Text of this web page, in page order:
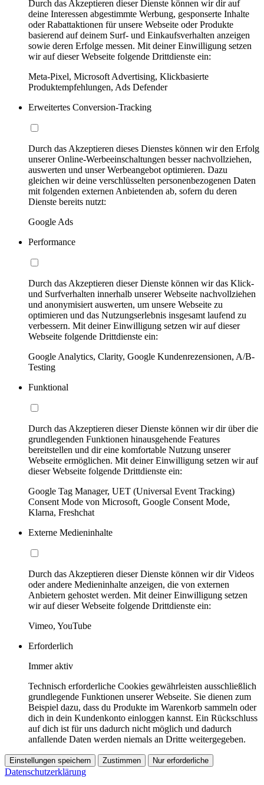
Durch das Akzeptieren dieser Dienste können wir dir auf
deine Interessen abgestimmte Werbung, gesponserte Inhalte
oder Rabattaktionen für unsere Webseite oder Produkte
basierend auf deinem Surf- und Einkaufsverhalten anzeigen
sowie deren Erfolge messen. Mit deiner Einwilligung setzen
wir auf dieser Webseite folgende Drittdienste ein:
Meta-Pixel, Microsoft Advertising, Klickbasierte
Produktempfehlungen, Ads Defender
Erweitertes Conversion-Tracking
Durch das Akzeptieren dieses Dienstes können wir den Erfolg
unserer Online-Werbeeinschaltungen besser nachvollziehen,
auswerten und unser Werbeangebot optimieren. Dazu
gleichen wir deine verschlüsselten personenbezogenen Daten
mit folgenden externen Anbietenden ab, sofern du deren
Dienste bereits nutzt:
Google Ads
Performance
Durch das Akzeptieren dieser Dienste können wir das Klick-
und Surfverhalten innerhalb unserer Webseite nachvollziehen
und anonymisiert auswerten, um unsere Webseite zu
optimieren und das Nutzungserlebnis insgesamt laufend zu
verbessern. Mit deiner Einwilligung setzen wir auf dieser
Webseite folgende Drittdienste ein:
Google Analytics, Clarity, Google Kundenrezensionen, A/B-
Testing
Funktional
Durch das Akzeptieren dieser Dienste können wir dir über die
grundlegenden Funktionen hinausgehende Features
bereitstellen und dir eine komfortable Nutzung unserer
Webseite ermöglichen. Mit deiner Einwilligung setzen wir auf
dieser Webseite folgende Drittdienste ein:
Google Tag Manager, UET (Universal Event Tracking)
Consent Mode von Microsoft, Google Consent Mode,
Klarna, Freshchat
Externe Medieninhalte
Durch das Akzeptieren dieser Dienste können wir dir Videos
oder andere Medieninhalte anzeigen, die von externen
Anbietern gehostet werden. Mit deiner Einwilligung setzen
wir auf dieser Webseite folgende Drittdienste ein:
Vimeo, YouTube
Erforderlich
Immer aktiv
Technisch erforderliche Cookies gewährleisten ausschließlich
grundlegende Funktionen unserer Webseite. Sie dienen zum
Beispiel dazu, dass du Produkte im Warenkorb sammeln oder
dich in dein Kundenkonto einloggen kannst. Ein Rückschluss
auf dich ist für uns dadurch nicht möglich und dadurch
anfallende Daten werden niemals an Dritte weitergegeben.
Einstellungen speichern Zustimmen Nur erforderliche
Datenschutzerklärung